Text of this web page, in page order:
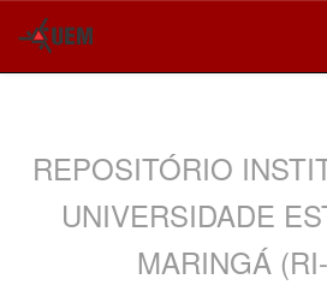
REPOSITÓRIO
UNIVERSIDADE
MARINGÁ